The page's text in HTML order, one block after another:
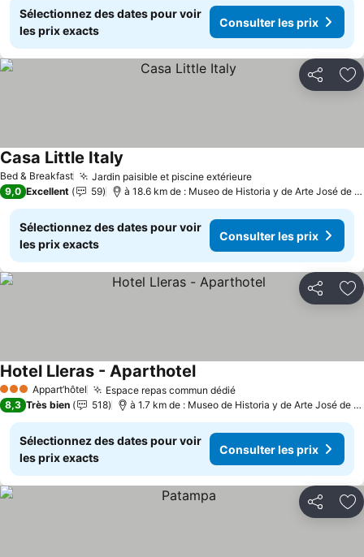
Sélectionnez des dates pour voir
les prix exacts
Consulter les prix
Partager
Bed & Breakfast Jardin paisible et piscine extérieureConsulter les prix
Casa Little Italy
9,0 Excellent 59 à 18.6 km de : Museo de Historia y de Arte José de
Sélectionnez des dates pour voir
les prix exacts
Consulter les prix
Partager
3 ÉtoilesAppart’hôtel Espace repas commun dédiéConsulter les prix
Hotel Lleras - AparthotelConsulter les prix
8,3 Très bien 518 à 1.7 km de : Museo de Historia y de Arte José de
Sélectionnez des dates pour voir
les prix exacts
Consulter les prix
Partager